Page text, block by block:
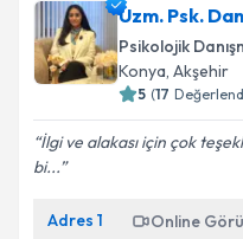
Uzm. Psk.
Psikolojik
Konya, Akşehir
5 (17
İlgi ve alakası için çok
bi...
Adres 1 Online